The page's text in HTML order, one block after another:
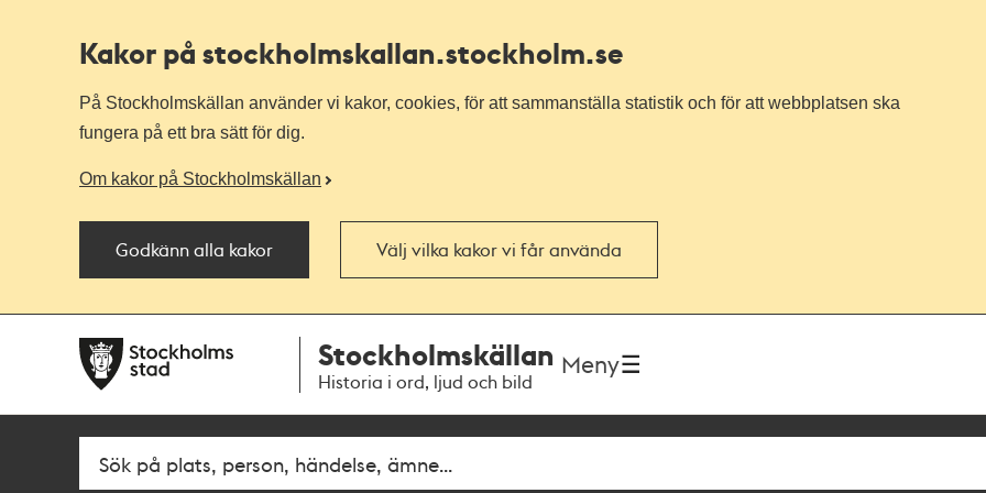
Kakor på stockholmskallan.stockholm.se
På Stockholmskällan använder vi kakor, cookies, för att sammanställa statistik och för att webbplatsen ska
fungera på ett bra sätt för dig.
Om kakor på Stockholmskällan
Godkänn alla kakor Välj vilka kakor vi får använda
navigationen
huvudinnehållet
Stockholmskällan
Historia i ord, ljud och bild
Meny
SökFritextsök